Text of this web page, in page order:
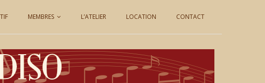
MEMBRES L’ATELIER LOCATION CONTACT